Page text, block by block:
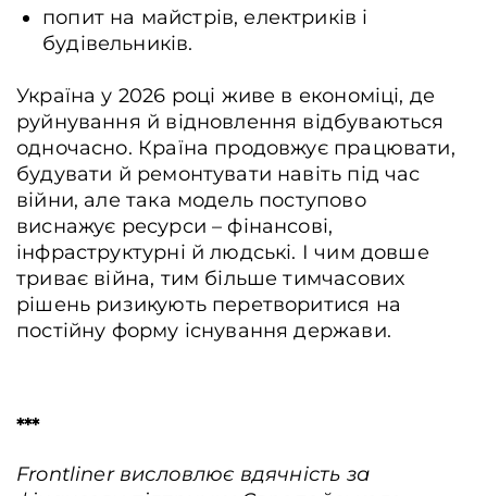
попит на майстрів, електриків і
будівельників.
Україна у 2026 році живе в економіці, де
руйнування й відновлення відбуваються
одночасно. Країна продовжує працювати,
будувати й ремонтувати навіть під час
війни, але така модель поступово
виснажує ресурси – фінансові,
інфраструктурні й людські. І чим довше
триває війна, тим більше тимчасових
рішень ризикують перетворитися на
постійну форму існування держави.
***
Frontliner висловлює вдячність за